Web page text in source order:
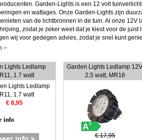
Garden-Lights is een 12 volt
en wattages. Onze Garden-Lights zijn
van de lichtbronnen in de tuin. Al onze 12V
zodat je zeker weet dat je kiest voor de juist
wij voor gedegen advies, zodat je snel kunt
>
Lights Ledlamp
1.7 watt
€ 8,95
info
Garden Lights Ledlamp
2,5 watt, MR16
€ 17,95